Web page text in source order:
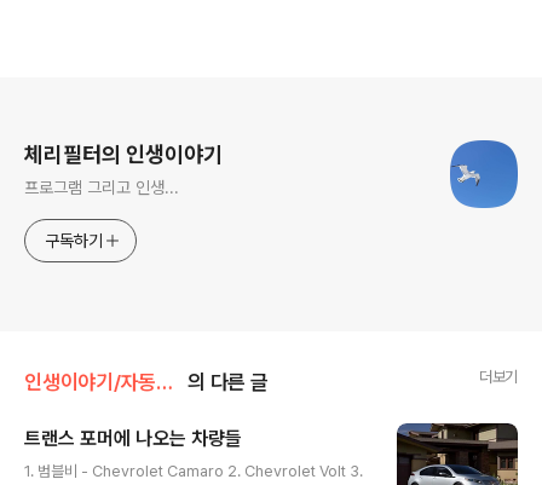
체리필터의 인생이야기
프로그램 그리고 인생...
구독하기
인생이야기/자동차 이야기 의 다른 글 더보기
트랜스 포머에 나오는 차량들
1. 범블비 - Chevrolet Camaro 2. Chevrolet Volt 3.